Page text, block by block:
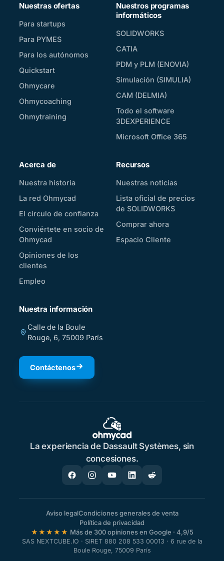
Nuestras ofertas
Para startups
Para PYMES
Para los autónomos
Quickstart
Ohmycare
Ohmycoaching
Ohmytraining
Nuestros programas
informáticos
SOLIDWORKS
CATIA
PDM y PLM (ENOVIA)
Simulación (SIMULIA)
CAM (DELMIA)
Todo el software
3DEXPERIENCE
Microsoft Office 365
Acerca de
Nuestra historia
La red Ohmycad
El círculo de confianza
Conviértete en socio de
Ohmycad
Opiniones de los
clientes
Empleo
Recursos
Nuestras noticias
Lista oficial de precios
de SOLIDWORKS
Comprar ahora
Espacio Cliente
Nuestra información
Calle de la Boule
Rouge, 6, 75009 París
Contáctenos
La experiencia de Dassault Systèmes, sin
concesiones.
Aviso legalCondiciones generales de venta
Política de privacidad
★★★★★ Más de 300 opiniones en Google · 4,9/5
SAS NEXTCUBE.IO · SIRET 880 208 533 00013 · 6 rue de la
Boule Rouge, 75009 París